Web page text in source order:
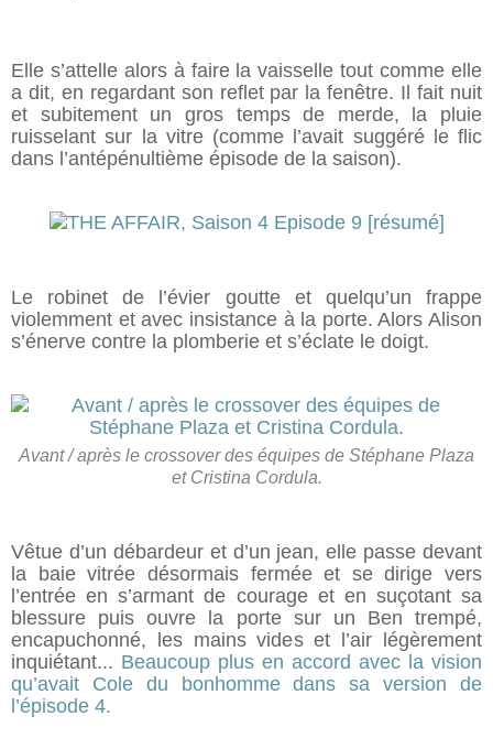
Elle s’attelle alors à faire la vaisselle tout comme elle
a dit, en regardant son reflet par la fenêtre. Il fait nuit
et subitement un gros temps de merde, la pluie
ruisselant sur la vitre (comme l’avait suggéré le flic
dans l’antépénultième épisode de la saison).
Le robinet de l’évier goutte et quelqu’un frappe
violemment et avec insistance à la porte. Alors Alison
s’énerve contre la plomberie et s’éclate le doigt.
Avant / après le crossover des équipes de Stéphane Plaza
et Cristina Cordula.
Vêtue d’un débardeur et d’un jean, elle passe devant
la baie vitrée désormais fermée et se dirige vers
l’entrée en s’armant de courage et en suçotant sa
blessure puis ouvre la porte sur un Ben trempé,
encapuchonné, les mains vides et l’air légèrement
inquiétant... Beaucoup plus en accord avec la vision
qu’avait Cole du bonhomme dans sa version de
l’épisode 4.